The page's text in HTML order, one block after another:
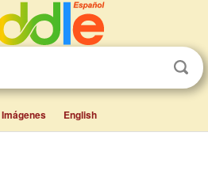
Imágenes English